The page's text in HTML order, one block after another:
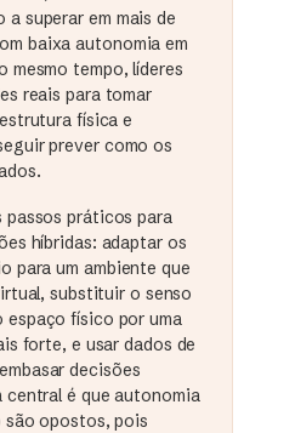
superar em mais de
baixa autonomia em
mesmo tempo, líderes
reais para tomar
física e
prever como os
práticos para
híbridas: adaptar os
para um ambiente que
substituir o senso
físico por uma
forte, e usar dados de
decisões
é que autonomia
são opostos, pois